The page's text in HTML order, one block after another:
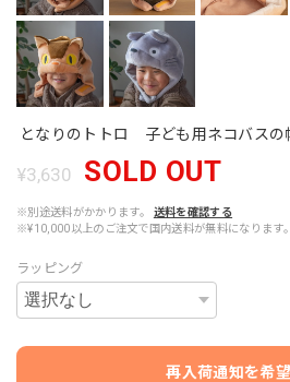
となりのトトロ 子ども用ネコバスの
¥3,630 SOLD OUT
※別途送料がかかります。
送料を確認する
※¥10,000以上のご注文で国内送料が無料になります。
ラッピング
再入荷通知を希